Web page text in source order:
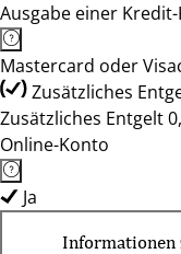
Ausgabe einer
Mastercard oder
Zusätzliches
Zusätzliches Entgelt
Online-Konto
Ja
Informationen